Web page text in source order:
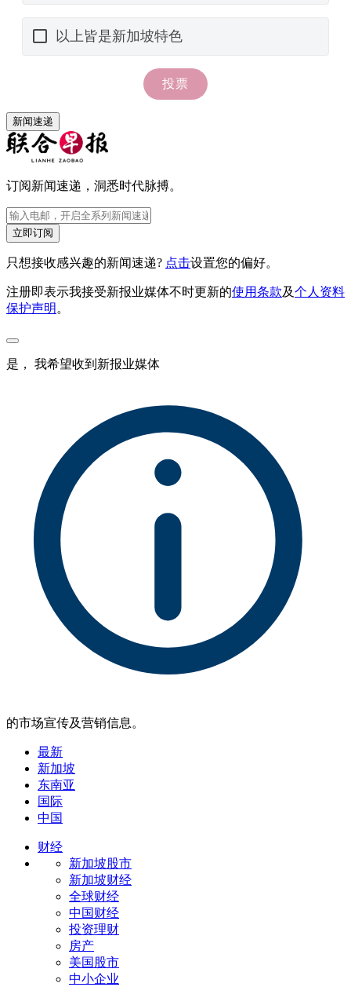
新闻速递
订阅新闻速递，洞悉时代脉搏。
立即订阅
只想接收感兴趣的新闻速递? 点击设置您的偏好。
注册即表示我接受新报业媒体不时更新的使用条款及个人资料
保护声明 。
是， 我希望收到新报业媒体
的市场宣传及营销信息。
最新
新加坡
东南亚
国际
中国
财经
新加坡股市
新加坡财经
全球财经
中国财经
投资理财
房产
美国股市
中小企业